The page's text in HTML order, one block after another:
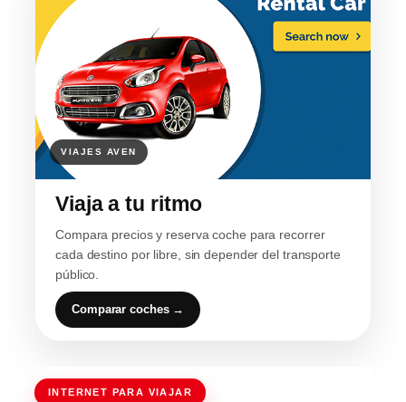
Viaja a tu ritmo
Compara precios y reserva coche para recorrer
cada destino por libre, sin depender del transporte
público.
Comparar coches →
INTERNET PARA VIAJAR